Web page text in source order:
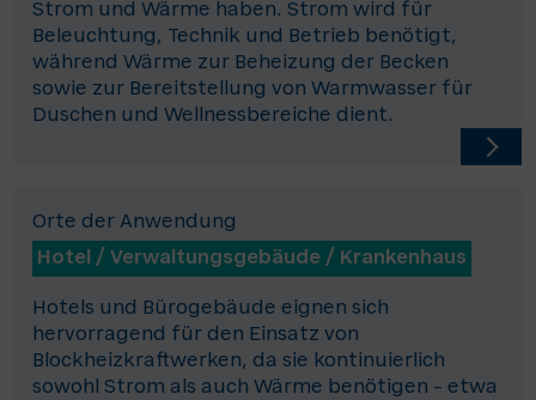
Strom und Wärme haben. Strom wird für
Beleuchtung, Technik und Betrieb benötigt,
während Wärme zur Beheizung der Becken
sowie zur Bereitstellung von Warmwasser für
Duschen und Wellnessbereiche dient.
Orte der Anwendung
Hotel / Verwaltungsgebäude / Krankenhaus
Hotels und Bürogebäude eignen sich
hervorragend für den Einsatz von
Blockheizkraftwerken, da sie kontinuierlich
sowohl Strom als auch Wärme benötigen – etwa